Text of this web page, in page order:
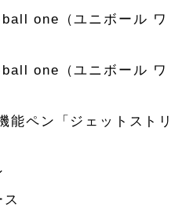
one（ユニボール ワ
one（ユニボール ワ
能ペン「ジェットストリ